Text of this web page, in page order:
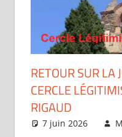
RETOUR SUR LA
CERCLE
RIGAUD
7 juin 2026